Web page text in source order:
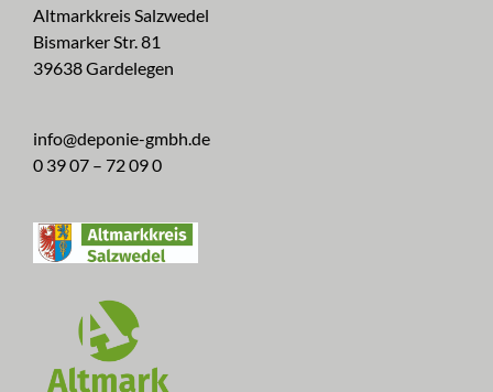
Altmarkkreis Salzwedel
Bismarker Str. 81
39638 Gardelegen
info@deponie-gmbh.de
0 39 07 – 72 09 0